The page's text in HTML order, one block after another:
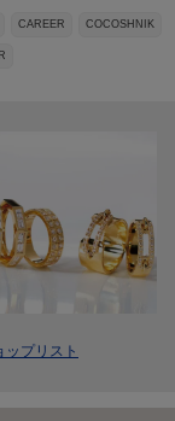
CAREER COCOSHNIK
ップリスト